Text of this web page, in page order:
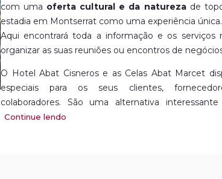
com uma oferta cultural e da naturezade
estadia em Montserrat como uma experiência única.
Aqui encontrará toda a informação e os serviços
organizar as suas reuniões ou encontros de
O Hotel Abat Cisneros e as Celas Abat Marcet
especiais para os seus clientes,
colaboradores. São uma alternativa
posicionamento, próximo da área metropolitana de
Continue lendo